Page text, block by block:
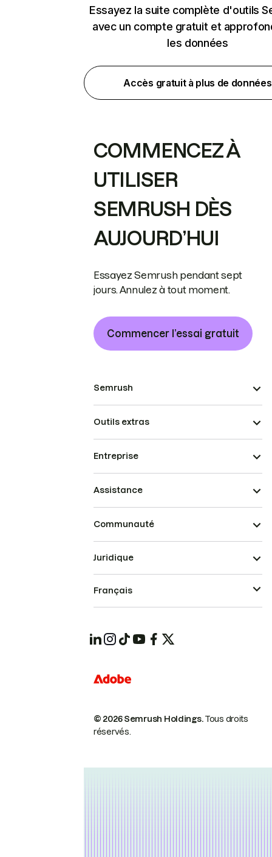
Essayez la suite complète d'outils
avec un compte gratuit et
les données
Accès gratuit à plus de données
COMMENCEZ À
UTILISER
SEMRUSH DÈS
AUJOURD’HUI
Essayez Semrush pendant sept
jours. Annulez à tout moment.
Commencer l’essai gratuit
Semrush
Outils extras
Entreprise
Assistance
Communauté
© 2026 Semrush Holdings.Tous droits
réservés.
Juridique
Français